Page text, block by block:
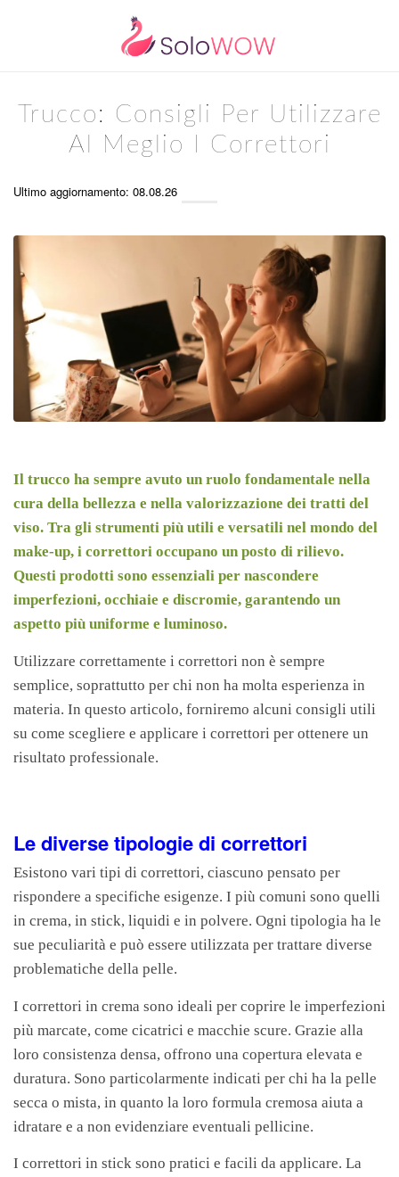
Trucco: Consigli Per Utilizzare
Al Meglio I Correttori
Ultimo aggiornamento: 08.08.26
Il trucco ha sempre avuto un ruolo fondamentale nella
cura della bellezza e nella valorizzazione dei tratti del
viso. Tra gli strumenti più utili e versatili nel mondo del
make-up, i correttori occupano un posto di rilievo.
Questi prodotti sono essenziali per nascondere
imperfezioni, occhiaie e discromie, garantendo un
aspetto più uniforme e luminoso.
Utilizzare correttamente i correttori non è sempre
semplice, soprattutto per chi non ha molta esperienza in
materia. In questo articolo, forniremo alcuni consigli utili
su come scegliere e applicare i correttori per ottenere un
risultato professionale.
Le diverse tipologie di correttori
Esistono vari tipi di correttori, ciascuno pensato per
rispondere a specifiche esigenze. I più comuni sono quelli
in crema, in stick, liquidi e in polvere. Ogni tipologia ha le
sue peculiarità e può essere utilizzata per trattare diverse
problematiche della pelle.
I correttori in crema sono ideali per coprire le imperfezioni
più marcate, come cicatrici e macchie scure. Grazie alla
loro consistenza densa, offrono una copertura elevata e
duratura. Sono particolarmente indicati per chi ha la pelle
secca o mista, in quanto la loro formula cremosa aiuta a
idratare e a non evidenziare eventuali pellicine.
I correttori in stick sono pratici e facili da applicare. La